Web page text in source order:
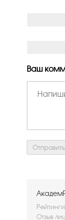
Ваш
Отзыв